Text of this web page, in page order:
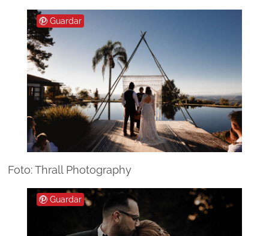
Guardar
Foto: Thrall Photography
Guardar